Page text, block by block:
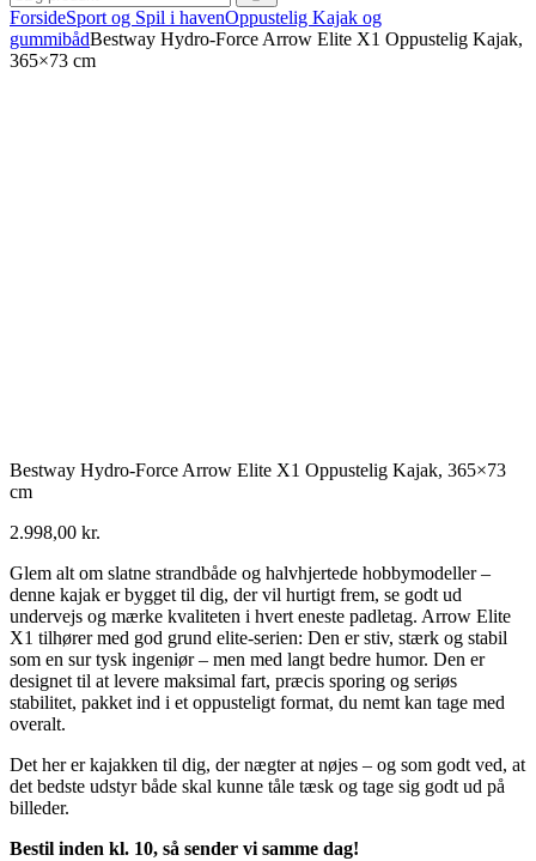
ForsideSport og Spil i havenOppustelig Kajak og
gummibådBestway Hydro-Force Arrow Elite X1 Oppustelig Kajak,
365×73 cm
Bestway Hydro-Force Arrow Elite X1 Oppustelig Kajak, 365×73
cm
2.998,00 kr.
Glem alt om slatne strandbåde og halvhjertede hobbymodeller –
denne kajak er bygget til dig, der vil hurtigt frem, se godt ud
undervejs og mærke kvaliteten i hvert eneste padletag. Arrow Elite
X1 tilhører med god grund elite-serien: Den er stiv, stærk og stabil
som en sur tysk ingeniør – men med langt bedre humor. Den er
designet til at levere maksimal fart, præcis sporing og seriøs
stabilitet, pakket ind i et oppusteligt format, du nemt kan tage med
overalt.
Det her er kajakken til dig, der nægter at nøjes – og som godt ved, at
det bedste udstyr både skal kunne tåle tæsk og tage sig godt ud på
billeder.
Bestil inden kl. 10, så sender vi samme dag!